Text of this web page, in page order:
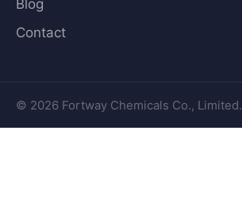
Blog
Contact
© 2026 Fortway Chemicals Co., Limited.